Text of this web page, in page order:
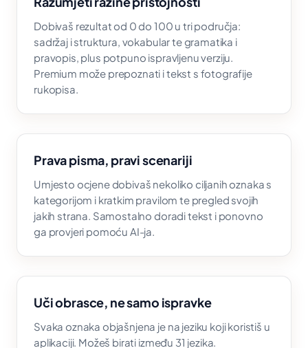
Dobivaš rezultat od 0 do 100 u tri područja:
sadržaj i struktura, vokabular te gramatika i
pravopis, plus potpuno ispravljenu verziju.
Premium može prepoznati i tekst s fotografije
rukopisa.
Prava pisma, pravi scenariji
Umjesto ocjene dobivaš nekoliko ciljanih oznaka s
kategorijom i kratkim pravilom te pregled svojih
jakih strana. Samostalno doradi tekst i ponovno
ga provjeri pomoću AI-ja.
Uči obrasce, ne samo ispravke
Svaka oznaka objašnjena je na jeziku koji koristiš u
aplikaciji. Možeš birati između 31 jezika.